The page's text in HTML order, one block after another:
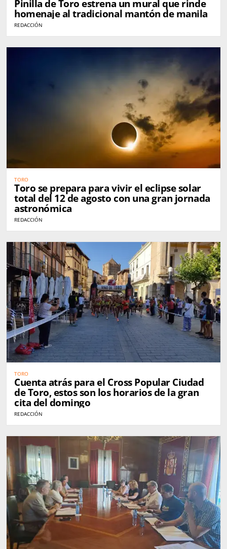
Pinilla de Toro estrena un mural que rinde
homenaje al tradicional mantón de manila
REDACCIÓN
TORO
Toro se prepara para vivir el eclipse solar
total del 12 de agosto con una gran jornada
astronómica
REDACCIÓN
TORO
Cuenta atrás para el Cross Popular Ciudad
de Toro, estos son los horarios de la gran
cita del domingo
REDACCIÓN